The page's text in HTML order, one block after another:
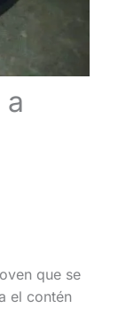
que se
el contén